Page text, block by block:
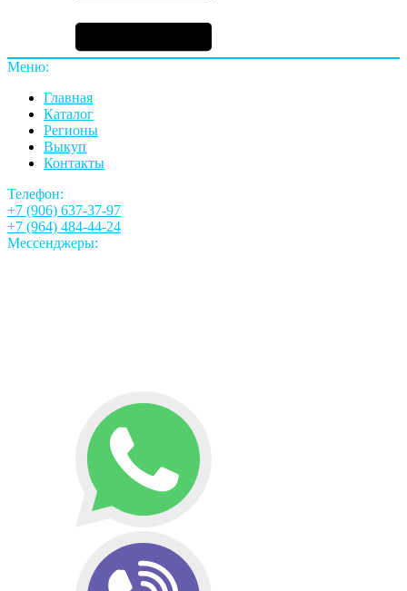
Меню:
Главная
Каталог
Регионы
Выкуп
Контакты
Телефон:
+7 (906) 637-37-97
+7 (964) 484-44-24
Мессенджеры: